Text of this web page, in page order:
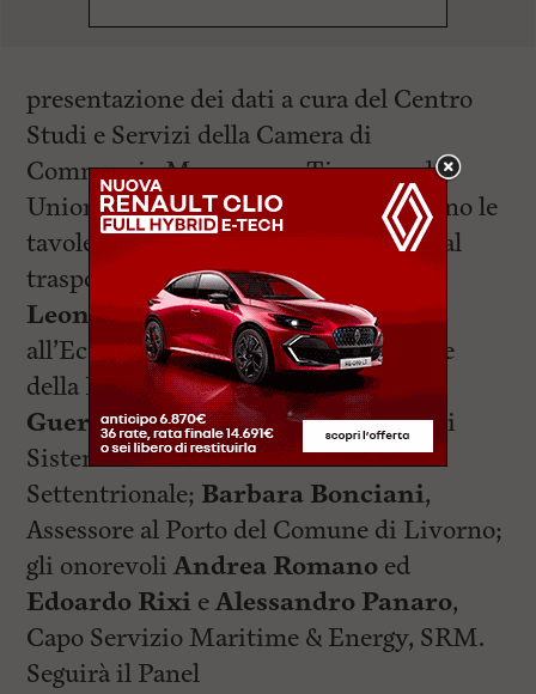
presentazione dei dati a cura del Centro
Studi e Servizi della Camera di
Commercio Maremma e Tirreno e di
Uniontrasporti. Al termine si apriranno le
tavole rotonde: nella prima, dedicata al
trasporto marittimo, parteciperanno
Leonardo Marras, Assessore
all’Economia e alle Attività produttive
della Regione Toscana;Luciano
Guerrieri, Presidente dell’Autorità di
Sistema Portuale del Mar Tirreno
Settentrionale; Barbara Bonciani,
Assessore al Porto del Comune di Livorno;
gli onorevoliAndrea Romano ed
Edoardo Rixi eAlessandro Panaro,
Capo Servizio Maritime & Energy, SRM.
Seguirà il Panel